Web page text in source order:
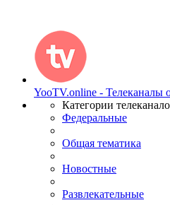
YooTV.online - Телеканалы
Категории
Федеральные
Общая тематика
Новостные
Развлекательные